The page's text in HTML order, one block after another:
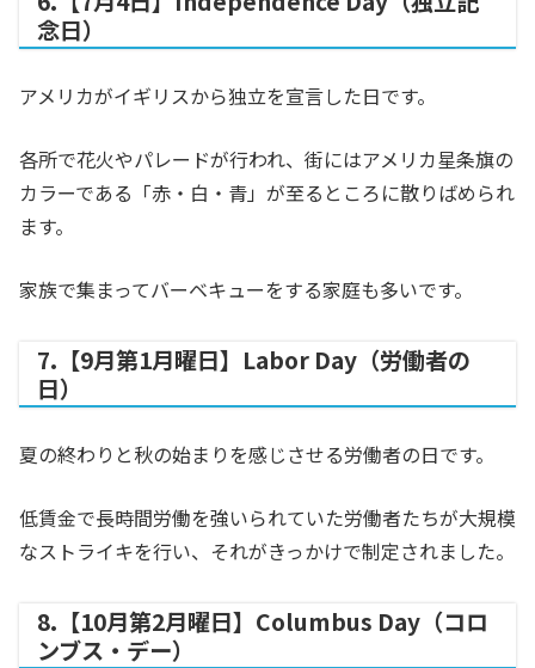
念日）
アメリカがイギリスから独立を宣言した日です。
各所で花火やパレードが行われ、街にはアメリカ星条旗の
カラーである「赤・白・青」が至るところに散りばめられ
ます。
家族で集まってバーベキューをする家庭も多いです。
7.【9月第1月曜日】Labor Day（労働者の
日）
夏の終わりと秋の始まりを感じさせる労働者の日です。
低賃金で長時間労働を強いられていた労働者たちが大規模
なストライキを行い、それがきっかけで制定されました。
8.【10月第2月曜日】Columbus Day（コロ
ンブス・デー）